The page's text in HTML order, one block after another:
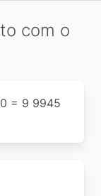
com o
= 9 9945